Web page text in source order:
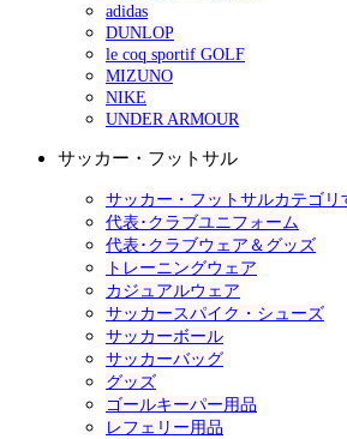
adidas
DUNLOP
le coq sportif GOLF
MIZUNO
NIKE
UNDER ARMOUR
サッカー・フットサル
サッカー・フットサルカテゴリ
代表･クラブユニフォーム
代表･クラブウェア＆グッズ
トレーニングウェア
カジュアルウェア
サッカースパイク・シューズ
サッカーボール
サッカーバッグ
グッズ
ゴールキーパー用品
レフェリー用品